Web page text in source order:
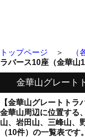
トップページ ＞ （
ラバース10座（金華山
金華山グレート
【金華山グレートト
金華山周辺に位置する
山、岩田山、三峰山、
（10件）の一覧表で